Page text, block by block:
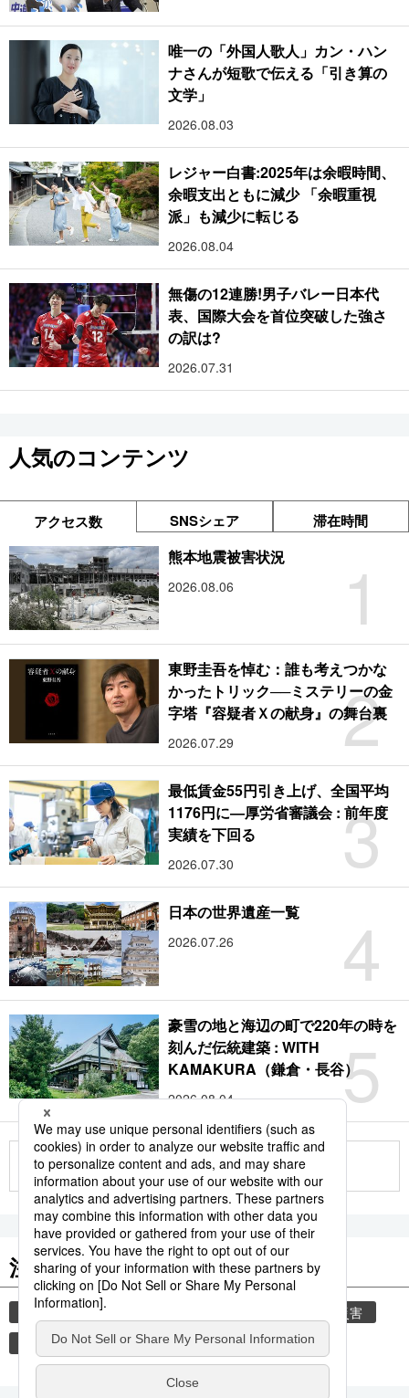
唯一の「外国人歌人」カン・ハン
ナさんが短歌で伝える「引き算の
文学」
2026.08.03
レジャー白書:2025年は余暇時間、
余暇支出ともに減少 「余暇重視
派」も減少に転じる
2026.08.04
無傷の12連勝!男子バレー日本代
表、国際大会を首位突破した強さ
の訳は?
2026.07.31
人気のコンテンツ
アクセス数 SNSシェア 滞在時間
1
熊本地震被害状況
2026.08.06
2
東野圭吾を悼む：誰も考えつかな
かったトリック──ミステリーの金
字塔『容疑者Ｘの献身』の舞台裏
2026.07.29
3
最低賃金55円引き上げ、全国平均
1176円に―厚労省審議会 : 前年度
実績を下回る
2026.07.30
4
日本の世界遺産一覧
2026.07.26
5
豪雪の地と海辺の町で220年の時を
刻んだ伝統建築 : WITH
KAMAKURA（鎌倉・長谷）
2026.08.04
もっと見る
注目のキーワード
共同通信ニュース
災害
津波 熊本 熊本地震 観光